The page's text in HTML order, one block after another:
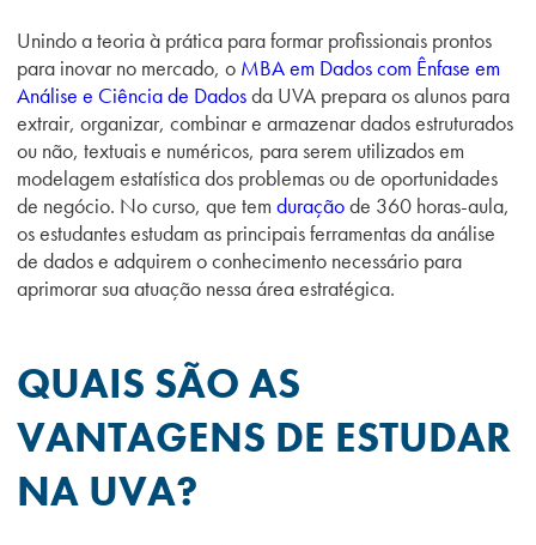
Unindo a teoria à prática para formar profissionais prontos
para inovar no mercado, o MBA em Dados com Ênfase em
Análise e Ciência de Dadosda UVA prepara os alunos para
extrair, organizar, combinar e armazenar dados estruturados
ou não, textuais e numéricos, para serem utilizados em
modelagem estatística dos problemas ou de oportunidades
de negócio. No curso, que tem duraçãode 360 horas-aula,
os estudantes estudam as principais ferramentas da análise
de dados e adquirem o conhecimento necessário para
aprimorar sua atuação nessa área estratégica.
QUAIS SÃO AS
VANTAGENS DE ESTUDAR
NA UVA?